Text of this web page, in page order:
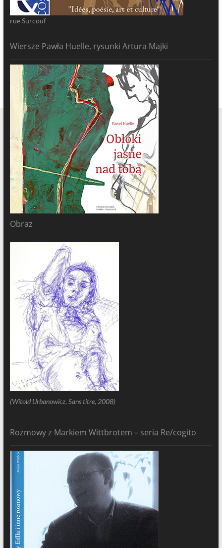
rue Surcouf
Wiersze Pawła Huelle, rysunki Artura Majki
Obraz
(Witold Urbanowicz, Sans titre, 2008)
Rozmowy z Markiem Wittbrotem – seria Re/cogito